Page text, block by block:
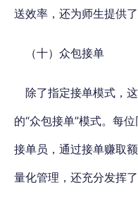
送效率，还为师生提供
（十）众包接单
除了指定接单模式，
的“众包接单”模式。每
接单员，通过接单赚取
量化管理，还充分发挥